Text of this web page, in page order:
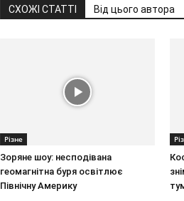
СХОЖІ СТАТТІ Від цього автора
Різне
Зоряне шоу: несподівана
геомагнітна буря освітлює
Північну Америку